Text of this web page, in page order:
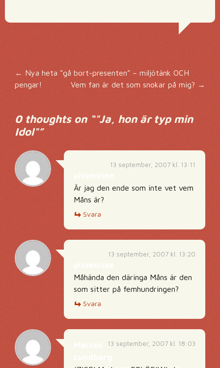
Inläggsnavigering
← Nya heta ”gå bort-presenten” – miljötänk OCH
pengar!
Vem fan är det som snokar på mig?→
0 thoughts on “"Ja, hon är typ min
Idol"”
13 september, 2007 kl. 13:11
Är jag den ende som inte vet vem
Måns är?
Svara
13 september, 2007 kl. 13:20
Måhända den däringa Måns är den
som sitter på femhundringen?
Svara
13 september, 2007 kl. 18:03